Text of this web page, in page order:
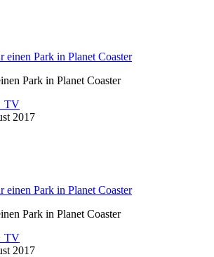
Park in Planet Coaster
2017
Park in Planet Coaster
2017